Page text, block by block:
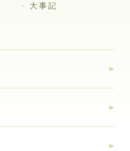
大事記